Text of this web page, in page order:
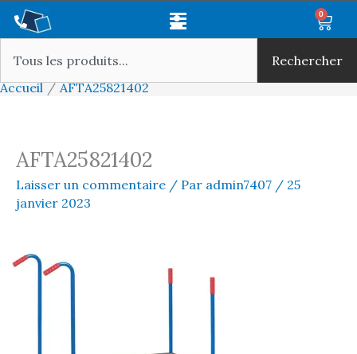
Aller
contenu
Main
0
Rechercher
Accueil
AFTA25821402
AFTA25821402
Laisser un commentaire / Par admin7407 / 25
janvier 2023